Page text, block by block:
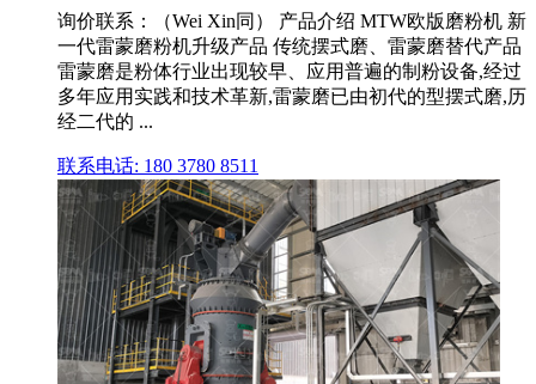
询价联系：（Wei Xin同） 产品介绍 MTW欧版磨粉机 新
一代雷蒙磨粉机升级产品 传统摆式磨、雷蒙磨替代产品
雷蒙磨是粉体行业出现较早、应用普遍的制粉设备,经过
多年应用实践和技术革新,雷蒙磨已由初代的型摆式磨,历
经二代的 ...
联系电话: 180 3780 8511